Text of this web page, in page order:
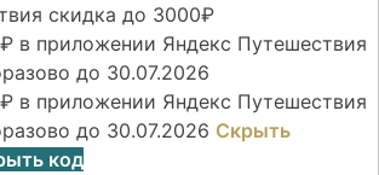
скидка до 3000₽
в приложении Яндекс Путешествия
до 30.07.2026
в приложении Яндекс Путешествия
до 30.07.2026 Скрыть
код